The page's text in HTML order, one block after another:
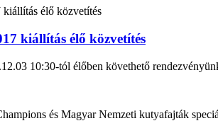
kiállítás élő közvetítés
10:30-tól élőben követhető